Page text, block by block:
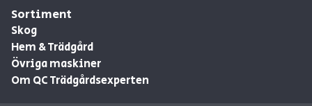
Sortiment
Skog
Hem & Trädgård
Övriga maskiner
Om QC Trädgårdsexperten